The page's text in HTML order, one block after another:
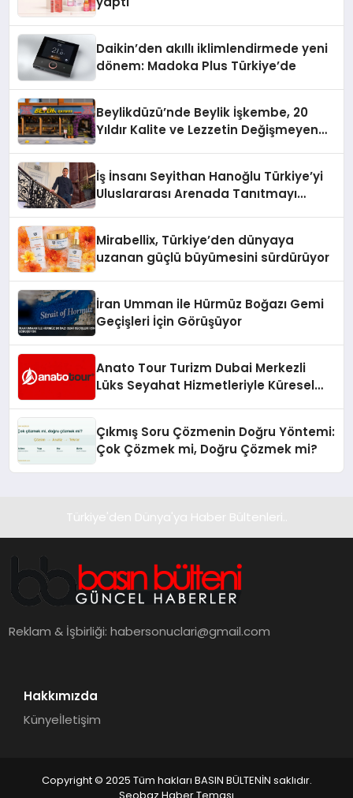
Daikin’den akıllı iklimlendirmede yeni
dönem: Madoka Plus Türkiye’de
Beylikdüzü’nde Beylik İşkembe, 20
Yıldır Kalite ve Lezzetin Değişmeyen
İş İnsanı Seyithan Hanoğlu Türkiye’yi
Uluslararası Arenada Tanıtmayı
Mirabellix, Türkiye’den dünyaya
uzanan güçlü büyümesini sürdürüyor
İran Umman ile Hürmüz Boğazı Gemi
Geçişleri İçin Görüşüyor
Anato Tour Turizm Dubai Merkezli
Lüks Seyahat Hizmetleriyle Küresel
Çıkmış Soru Çözmenin Doğru Yöntemi:
Çok Çözmek mi, Doğru Çözmek mi?
Türkiye'den Dünya'ya Haber Bültenleri..
Reklam & İşbirliği:habersonuclari@gmail.com
Hakkımızda
Künyeİletişim
Copyright © 2025 Tüm hakları BASIN BÜLTENİN saklıdır.